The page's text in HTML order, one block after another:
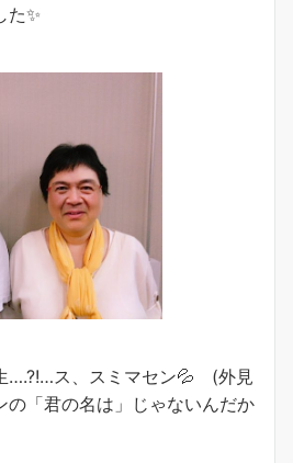
た✨
….?!…ス、スミマセン💦 (外見
の「君の名は」じゃないんだか